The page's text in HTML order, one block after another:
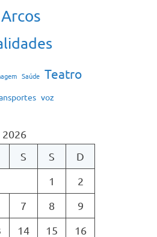
Saúde Teatro
voz
S S
D
1
2
7 8
9
14 15
16